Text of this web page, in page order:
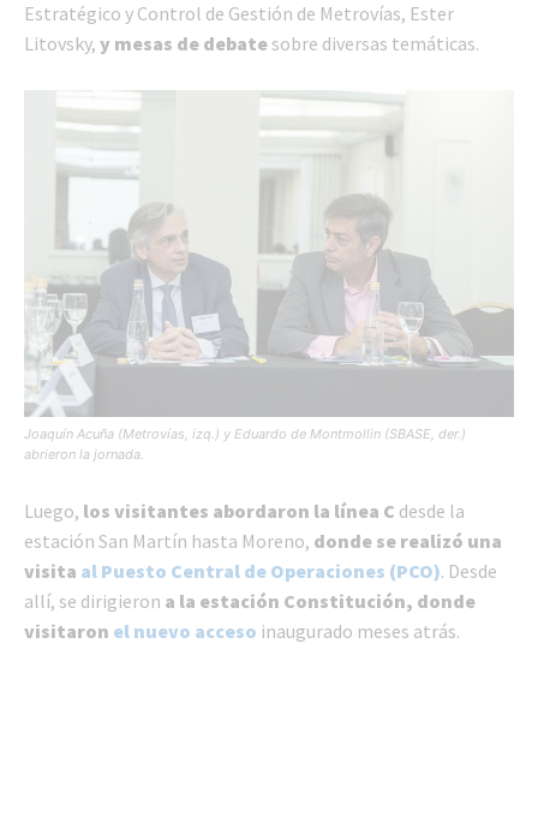
Estratégico y Control de Gestión de Metrovías, Ester
Litovsky, y mesas de debatesobre diversas temáticas.
Joaquín Acuña (Metrovías, izq.) y Eduardo de Montmollin (SBASE, der.)
abrieron la jornada.
Luego, los visitantes abordaron la línea C desde la
estación San Martín hasta Moreno, donde se realizó una
visita al Puesto Central de Operaciones (PCO). Desde
allí, se dirigieron a la estación Constitución, donde
visitaron el nuevo acceso inaugurado meses atrás.